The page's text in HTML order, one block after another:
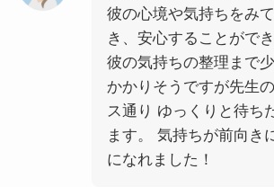
彼の心境や気持ちをみ
き、安心することができ
彼の気持ちの整理まで
かかりそうですが先生
ス通り ゆっくりと待ち
ます。 気持ちが前向き
になれました！